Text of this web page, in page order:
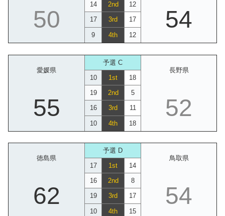
50
14 2nd 12
54
17 3rd 17
9 4th 12
愛媛県
予選 C
長野県
10
1st 18
55
19 2nd 5
52
16 3rd 11
10 4th 18
徳島県
予選 D
鳥取県
17
1st 14
62
16 2nd 8
54
19 3rd 17
10 4th 15